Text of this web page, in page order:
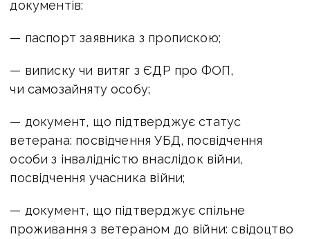
документів:
— паспорт заявника з пропискою;
— виписку чи витяг з ЄДР про ФОП,
чи самозайняту особу;
— документ, що підтверджує статус
ветерана: посвідчення УБД, посвідчення
особи з інвалідністю внаслідок війни,
посвідчення учасника війни;
— документ, що підтверджує спільне
проживання з ветераном до війни: свідоцтво